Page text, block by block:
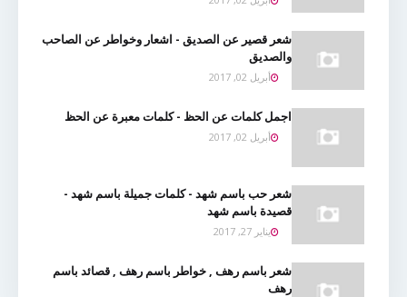
شعر قصير عن الصديق - اشعار وخواطر عن الصاحب
والصديق
أبريل 02, 2017
اجمل كلمات عن الحظ - كلمات معبرة عن الحظ
أبريل 02, 2017
شعر حب باسم شهد - كلمات جميلة باسم شهد -
قصيدة باسم شهد
يناير 27, 2017
شعر باسم رهف , خواطر باسم رهف , قصائد باسم
رهف